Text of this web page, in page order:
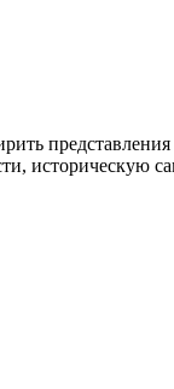
историческую